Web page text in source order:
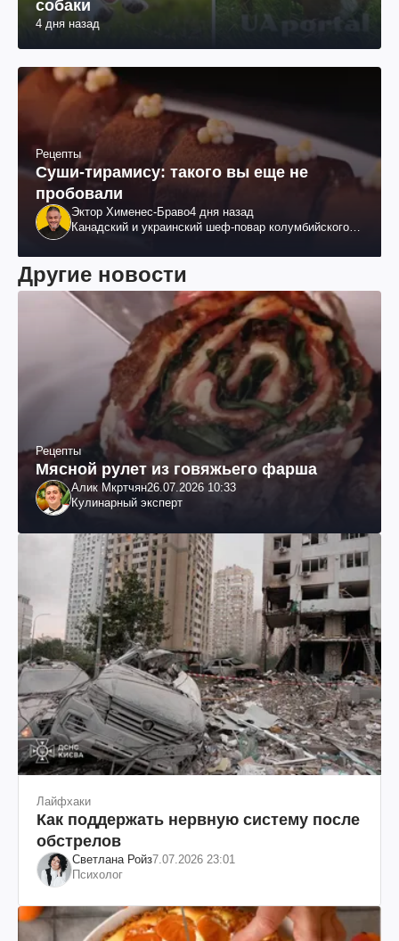
собаки
4 дня назад
Рецепты
Суши-тирамису: такого вы еще не
пробовали
Эктор Хименес-Браво4 дня назад
Канадский и украинский шеф-повар колумбийского
Другие новости
Рецепты
Мясной рулет из говяжьего фарша
Алик Мкртчян26.07.2026 10:33
Кулинарный эксперт
Лайфхаки
Как поддержать нервную систему после
обстрелов
Светлана Ройз7.07.2026 23:01
Психолог